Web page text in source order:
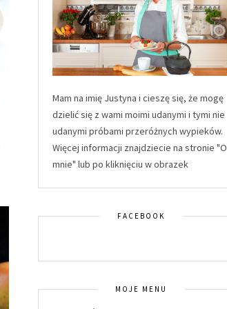
Mam na imię Justyna i cieszę się, że mogę
dzielić się z wami moimi udanymi i tymi nie
udanymi próbami przeróżnych wypieków.
Więcej informacji znajdziecie na stronie "O
mnie" lub po kliknięciu w obrazek
FACEBOOK
MOJE MENU